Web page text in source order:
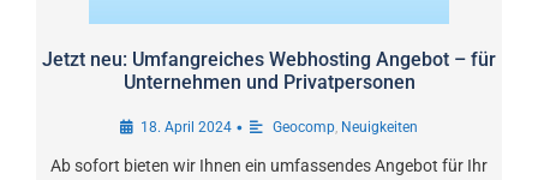
Jetzt neu: Umfangreiches Webhosting Angebot – für
Unternehmen und Privatpersonen
18. April 2024 • Geocomp, Neuigkeiten
Ab sofort bieten wir Ihnen ein umfassendes Angebot für Ihr